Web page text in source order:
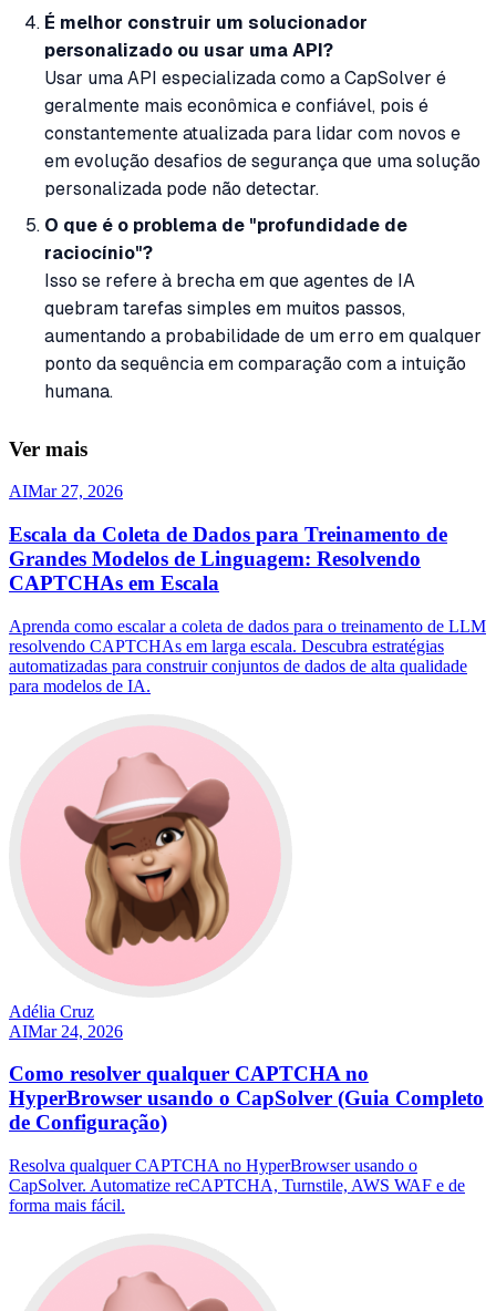
É melhor construir um solucionador
personalizado ou usar uma API?
Usar uma API especializada como a CapSolver é
geralmente mais econômica e confiável, pois é
constantemente atualizada para lidar com novos e
em evolução desafios de segurança que uma solução
personalizada pode não detectar.
O que é o problema de "profundidade de
raciocínio"?
Isso se refere à brecha em que agentes de IA
quebram tarefas simples em muitos passos,
aumentando a probabilidade de um erro em qualquer
ponto da sequência em comparação com a intuição
humana.
Ver mais
AIMar 27, 2026
Escala da Coleta de Dados para Treinamento de
Grandes Modelos de Linguagem: Resolvendo
CAPTCHAs em Escala
Aprenda como escalar a coleta de dados para o treinamento de LLM
resolvendo CAPTCHAs em larga escala. Descubra estratégias
automatizadas para construir conjuntos de dados de alta qualidade
para modelos de IA.
Adélia Cruz
AIMar 24, 2026
Como resolver qualquer CAPTCHA no
HyperBrowser usando o CapSolver (Guia Completo
de Configuração)
Resolva qualquer CAPTCHA no HyperBrowser usando o
CapSolver. Automatize reCAPTCHA, Turnstile, AWS WAF e de
forma mais fácil.